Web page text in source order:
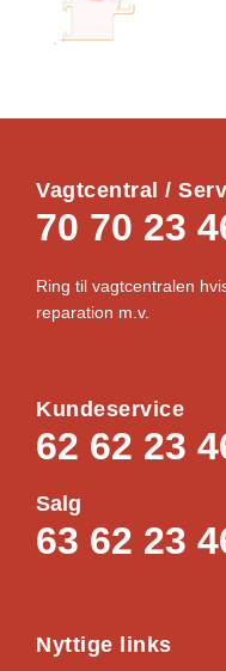
Vagtcentral /
70 70 23
Ring til vagtcentralen
reparation m.v.
Kundeservice
62 62 23
Salg
63 62 23
Nyttige links